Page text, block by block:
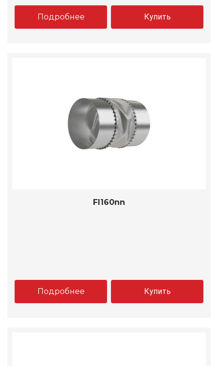
Подробнее Купить
FI160nn
Подробнее Купить